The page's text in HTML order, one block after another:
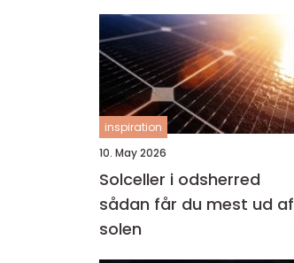
inspiration
10. May 2026
Solceller i odsherred
sådan får du mest ud af
solen